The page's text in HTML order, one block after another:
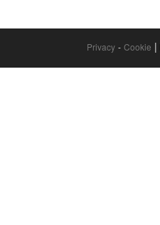
Privacy - Cookie |